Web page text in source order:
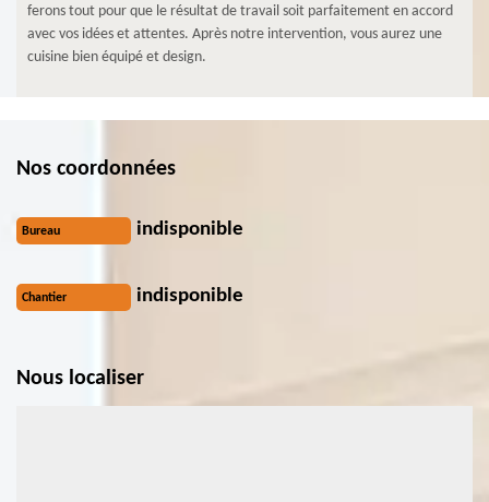
ferons tout pour que le résultat de travail soit parfaitement en accord
avec vos idées et attentes. Après notre intervention, vous aurez une
cuisine bien équipé et design.
Nos coordonnées
Bureau indisponible
Chantier indisponible
Nous localiser